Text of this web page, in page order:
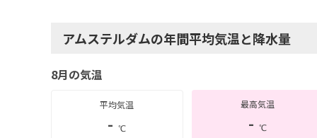
アムステルダムの年間平均気温と降水量
8月の気温
平均気温
-℃
最高気温
- ℃